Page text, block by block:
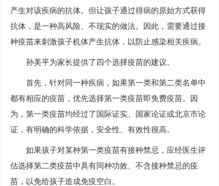
产生对该疾病的抗体。但让孩子通过得病的原始方式获得
抗体，是一种高风险、不现实的做法。因此，需要通过接
种疫苗来刺激孩子机体产生抗体，以防止感染相关疾病。
孙美平为家长提供了四个选择疫苗的建议。
首先，针对同一种疾病，如果第一类和第二类名单中
都有相应的疫苗，优先选择第一类疫苗即免费疫苗。因
为，第一类疫苗均经过了国际证实、国家论证或北京市论
证，有明确的科学依据，安全性、有效性很高。
如果孩子对某种第一类疫苗有接种禁忌，应经医生评
估选择第二类疫苗中具有同种功效、不含接种禁忌的疫
苗，以免给孩子造成免疫空白。